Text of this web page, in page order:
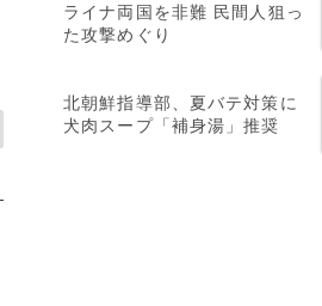
ライナ両国を非難 民間人狙っ
た攻撃めぐり
北朝鮮指導部、夏バテ対策に
犬肉スープ「補身湯」推奨